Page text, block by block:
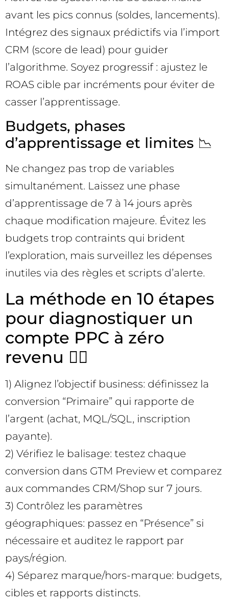
avant les pics connus (soldes, lancements).
Intégrez des signaux prédictifs via l’import
CRM (score de lead) pour guider
l’algorithme. Soyez progressif : ajustez le
ROAS cible par incréments pour éviter de
casser l’apprentissage.
Budgets, phases
d’apprentissage et limites 📉
Ne changez pas trop de variables
simultanément. Laissez une phase
d’apprentissage de 7 à 14 jours après
chaque modification majeure. Évitez les
budgets trop contraints qui brident
l’exploration, mais surveillez les dépenses
inutiles via des règles et scripts d’alerte.
La méthode en 10 étapes
pour diagnostiquer un
compte PPC à zéro
revenu 🕵️‍♀️
1) Alignez l’objectif business: définissez la
conversion “Primaire” qui rapporte de
l’argent (achat, MQL/SQL, inscription
payante).
2) Vérifiez le balisage: testez chaque
conversion dans GTM Preview et comparez
aux commandes CRM/Shop sur 7 jours.
3) Contrôlez les paramètres
géographiques: passez en “Présence” si
nécessaire et auditez le rapport par
pays/région.
4) Séparez marque/hors-marque: budgets,
cibles et rapports distincts.